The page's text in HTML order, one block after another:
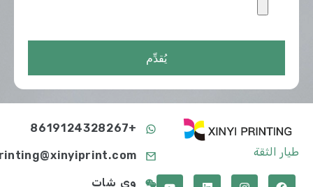
يُقدِّم
طيار الثقة
+8619124328267
printing@xinyiprint.com
وي شات